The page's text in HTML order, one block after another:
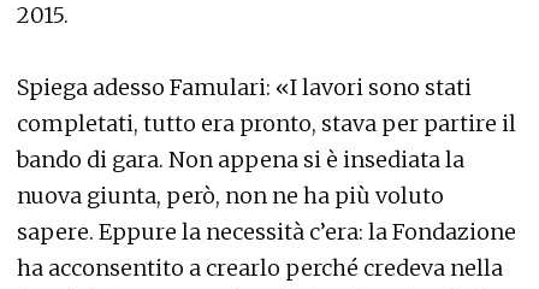
2015.
Spiega adesso Famulari: «I lavori sono stati
completati, tutto era pronto, stava per partire il
bando di gara. Non appena si è insediata la
nuova giunta, però, non ne ha più voluto
sapere. Eppure la necessità c’era: la Fondazione
ha acconsentito a crearlo perché credeva nella